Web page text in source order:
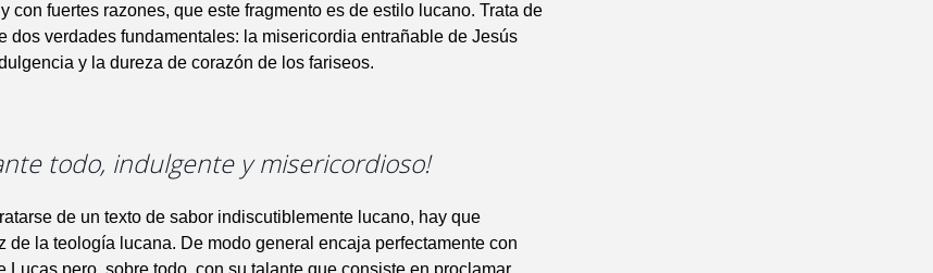
con fuertes razones, que este fragmento es de estilo lucano. Trata de
dos verdades fundamentales: la misericordia entrañable de Jesús
y la dureza de corazón de los fariseos.
ante todo, indulgente y misericordioso!
de un texto de sabor indiscutiblemente lucano, hay que
de la teología lucana. De modo general encaja perfectamente con